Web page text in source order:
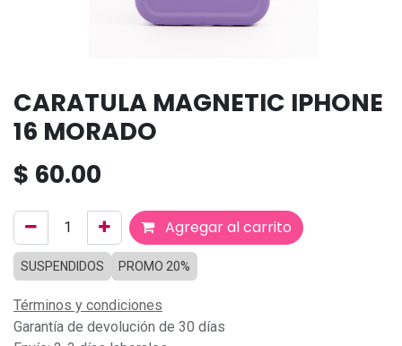
CARATULA MAGNETIC IPHONE
16 MORADO
$ 60.00
Agregar al carrito
SUSPENDIDOS PROMO 20%
Términos y condiciones
Garantía de devolución de 30 días